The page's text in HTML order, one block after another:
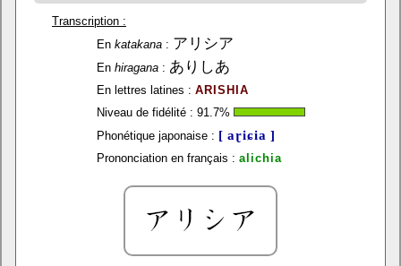
Transcription :
En katakana: アリシア
En hiragana: ありしあ
En lettres latines : ARISHIA
Niveau de fidélité : 91.7%
Phonétique japonaise : [ aɽiɕia ]
Prononciation en français : alichia